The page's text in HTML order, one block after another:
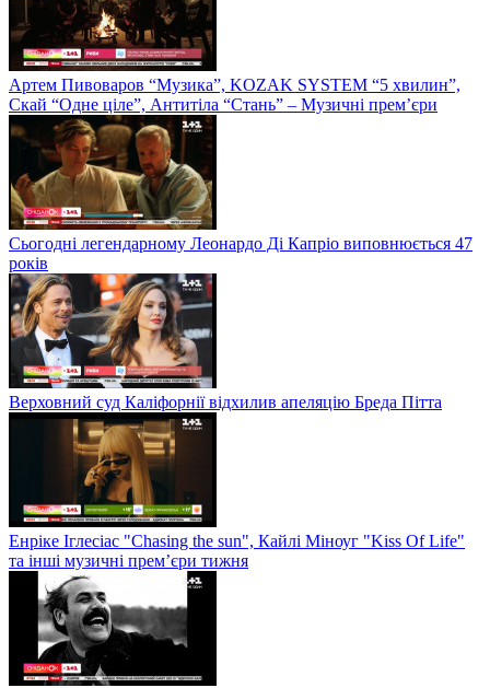
Артем Пивоваров “Музика”, KOZAK SYSTEM “5 хвилин”,
Скай “Одне ціле”, Антитіла “Стань” – Музичні прем’єри
Сьогодні легендарному Леонардо Ді Капріо виповнюється 47
років
Верховний суд Каліфорнії відхилив апеляцію Бреда Пітта
Енріке Іглесіас "Chasing the sun", Кайлі Міноуг "Kiss Of Life"
та інші музичні прем’єри тижня